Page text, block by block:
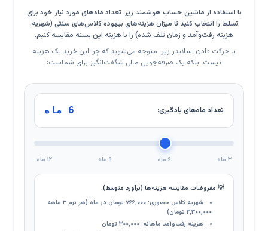
با استفاده از ماشین حساب هوشمند زیر، تعداد ماه‌های مورد نیاز خود برای
تسلط را انتخاب کنید تا میزان هزینه‌های بیهوده کلاس‌های سنتی (شهریه،
هزینه رفت‌وآمد و زمان تلف شده) را با هزینه این بسته مقایسه کنیم.
با حرکت دادن اسلایدر زیر، متوجه می‌شوید که چرا این خرید یک هزینه
نیست، بلکه یک صرفه‌جویی مالی شگفت‌انگیز برای شماست:
تعداد ماه‌های یادگیری: 6 ماه
۳ ماه ۶ ماه ۹ ماه ۱۲ ماه
💡 مفروضات مقایسه هزینه‌ها (برآورد متوسط):
شهریه کلاس حضوری: ۷۶۶,۰۰۰ تومان در ماه (هر ترم ۳ ماهه
۲,۳۰۰,۰۰۰ تومان)
هزینه رفت‌وآمد ماهانه: ۳۰۰,۰۰۰ تومان